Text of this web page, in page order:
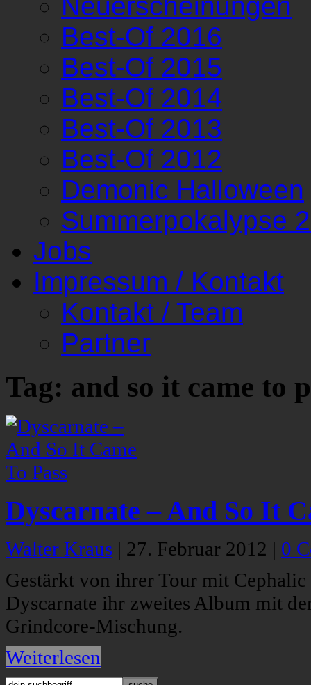
Best-Of 2016
Best-Of 2015
Best-Of 2014
Best-Of 2013
Best-Of 2012
Demonic Halloween
Summerpokalypse
Jobs
Impressum / Kontakt
Kontakt / Team
Partner
Tag: and so it came to
Dyscarnate – And So It
Walter Kraus | 27. Februar 2012 | 0
Gestärkt von ihrer Tour mit
Dyscarnate ihr zweites Album mit
Grindcore-Mischung.
Weiterlesen